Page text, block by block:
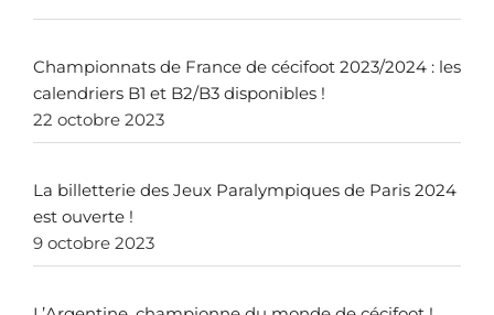
Championnats de France de cécifoot 2023/2024 : les
calendriers B1 et B2/B3 disponibles !
22 octobre 2023
La billetterie des Jeux Paralympiques de Paris 2024
est ouverte !
9 octobre 2023